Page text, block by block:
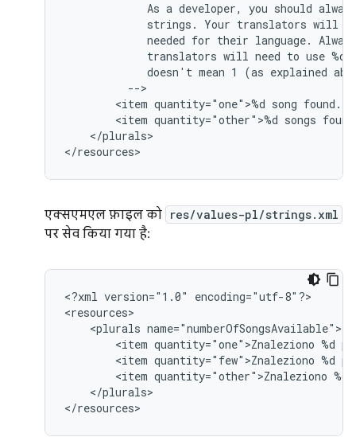
As a developer, you should always
strings.
Your translators will
needed for their language. Always
translators will need to use %d
doesn't mean 1 (as explained
<item quantity="one">%d song
<item quantity="other">%d songs
</plurals>
</resources>
एक्सएमएल फ़ाइल को res/values-pl/strings.xml
पर सेव किया गया है:
<?xml version="1.0"
encoding="utf-8"?>
<plurals
<item quantity="one">Znaleziono %d
<item quantity="few">Znaleziono %d
<item quantity="other">Znaleziono %d
</plurals>
</resources>